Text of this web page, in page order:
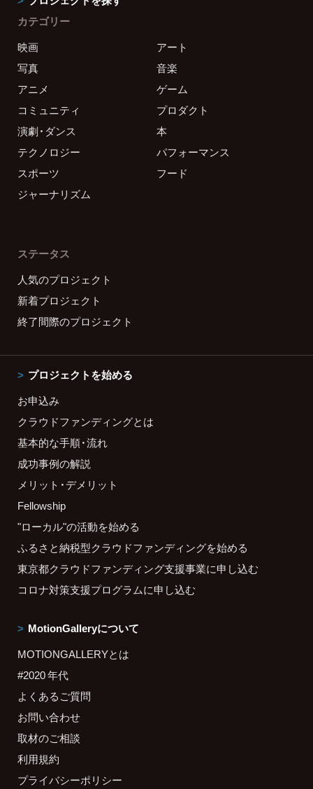
カテゴリー
映画
アート
写真
音楽
アニメ
ゲーム
コミュニティ
プロダクト
演劇・ダンス
本
テクノロジー
パフォーマンス
スポーツ
フード
ジャーナリズム
ステータス
人気のプロジェクト
新着プロジェクト
終了間際のプロジェクト
プロジェクトを始める
お申込み
クラウドファンディングとは
基本的な手順・流れ
成功事例の解説
メリット・デメリット
Fellowship
"ローカル"の活動を始める
ふるさと納税型クラウドファンディングを始める
東京都クラウドファンディング支援事業に申し込む
コロナ対策支援プログラムに申し込む
MotionGalleryについて
MOTIONGALLERYとは
#2020 年代
よくあるご質問
お問い合わせ
取材のご相談
利用規約
プライバシーポリシー